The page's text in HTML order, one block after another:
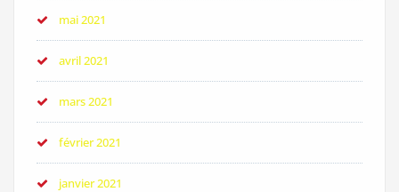
mai 2021
avril 2021
mars 2021
février 2021
janvier 2021